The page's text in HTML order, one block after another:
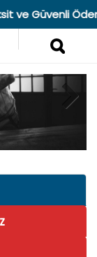
Ödeme